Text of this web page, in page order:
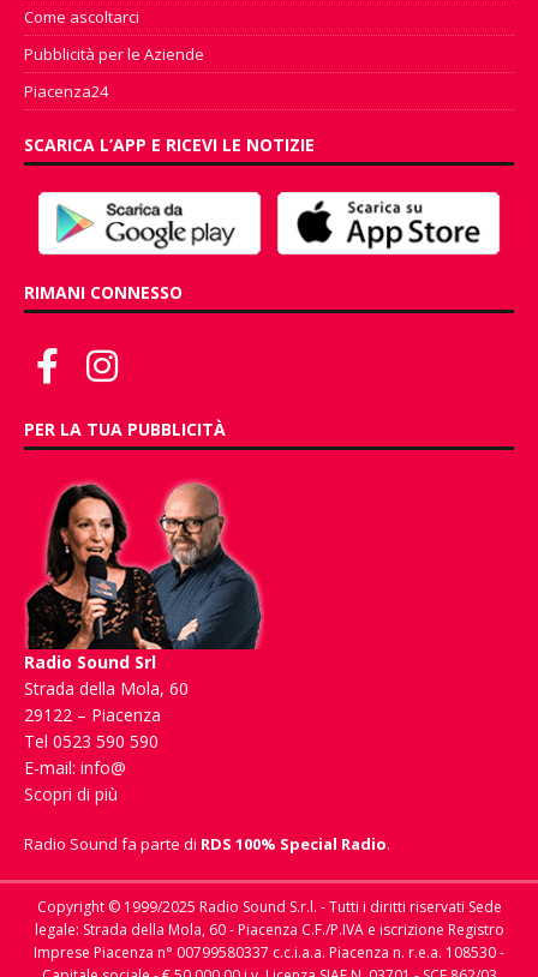
Come ascoltarci
Pubblicità per le Aziende
Piacenza24
SCARICA L’APP E RICEVI LE NOTIZIE
RIMANI CONNESSO
PER LA TUA PUBBLICITÀ
Radio Sound Srl
Strada della Mola, 60
29122 – Piacenza
Tel 0523 590 590
E-mail: info@
Scopri di più
Radio Sound fa parte di RDS 100% Special Radio.
Copyright © 1999/2025 Radio Sound S.r.l. - Tutti i diritti riservati Sede
legale: Strada della Mola, 60 - Piacenza C.F./P.IVA e iscrizione Registro
Imprese Piacenza n° 00799580337 c.c.i.a.a. Piacenza n. r.e.a. 108530 -